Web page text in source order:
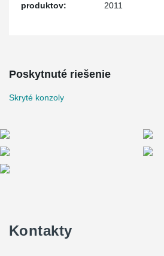
produktov:
2011
Poskytnuté riešenie
Skryté konzoly
Kontakty